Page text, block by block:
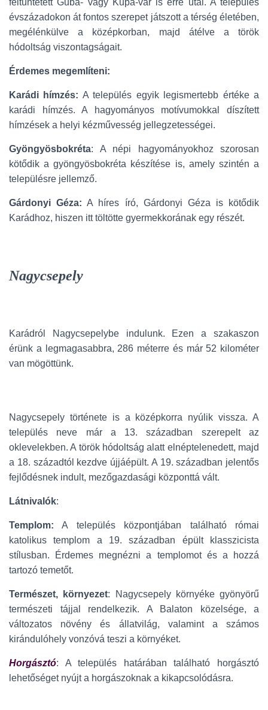
feltüntetett Guba- vagy Kupa-vár is erre utal. A település
évszázadokon át fontos szerepet játszott a térség életében,
megélénkülve a középkorban, majd átélve a török
hódoltság viszontagságait.
Érdemes megemlíteni:
Karádi hímzés: A település egyik legismertebb értéke a
karádi hímzés. A hagyományos motívumokkal díszített
hímzések a helyi kézművesség jellegzetességei.
Gyöngyösbokréta: A népi hagyományokhoz szorosan
kötődik a gyöngyösbokréta készítése is, amely szintén a
településre jellemző.
Gárdonyi Géza: A híres író, Gárdonyi Géza is kötődik
Karádhoz, hiszen itt töltötte gyermekkorának egy részét.
Nagycsepely
Karádról Nagycsepelybe indulunk. Ezen a szakaszon
érünk a legmagasabbra, 286 méterre és már 52 kilométer
van mögöttünk.
Nagycsepely története is a középkorra nyúlik vissza. A
település neve már a 13. században szerepelt az
oklevelekben. A török hódoltság alatt elnéptelenedett, majd
a 18. századtól kezdve újjáépült. A 19. században jelentős
fejlődésnek indult, mezőgazdasági központtá vált.
Látnivalók:
Templom: A település központjában található római
katolikus templom a 19. században épült klasszicista
stílusban. Érdemes megnézni a templomot és a hozzá
tartozó temetőt.
Természet, környezet: Nagycsepely környéke gyönyörű
természeti tájjal rendelkezik. A Balaton közelsége, a
változatos növény és állatvilág, valamint a számos
kirándulóhely vonzóvá teszi a környéket.
Horgásztó: A település határában található horgásztó
lehetőséget nyújt a horgászoknak a kikapcsolódásra.